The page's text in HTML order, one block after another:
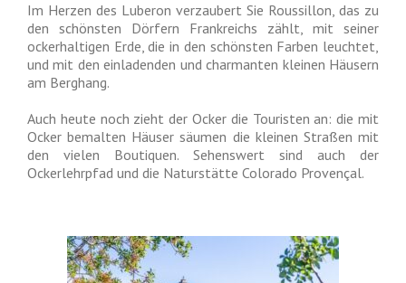
Im Herzen des Luberon verzaubert Sie Roussillon, das zu
den schönsten Dörfern Frankreichs zählt, mit seiner
ockerhaltigen Erde, die in den schönsten Farben leuchtet,
und mit den einladenden und charmanten kleinen Häusern
am Berghang.
Auch heute noch zieht der Ocker die Touristen an: die mit
Ocker bemalten Häuser säumen die kleinen Straßen mit
den vielen Boutiquen. Sehenswert sind auch der
Ockerlehrpfad und die Naturstätte Colorado Provençal.